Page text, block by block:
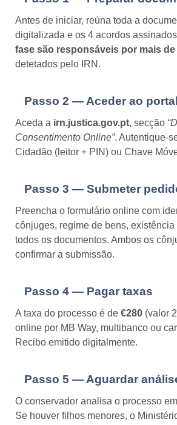
Antes de iniciar, reúna toda a
digitalizada e os 4 acordos
fase são responsáveis por mais
detetados pelo IRN.
Passo 2 — Aceder ao
Aceda a irn.justica.gov.pt, secção
Consentimento Online”. Autentique-
Cidadão (leitor + PIN) ou Chave
Passo 3 — Submeter
Preencha o formulário online com
cônjuges, regime de bens,
todos os documentos. Ambos os
confirmar a submissão.
Passo 4 — Pagar taxas
A taxa do processo é de €280 (valor
online por MB Way, multibanco ou
Recibo emitido digitalmente.
Passo 5 — Aguardar
O conservador analisa o processo em
Se houver filhos menores, o